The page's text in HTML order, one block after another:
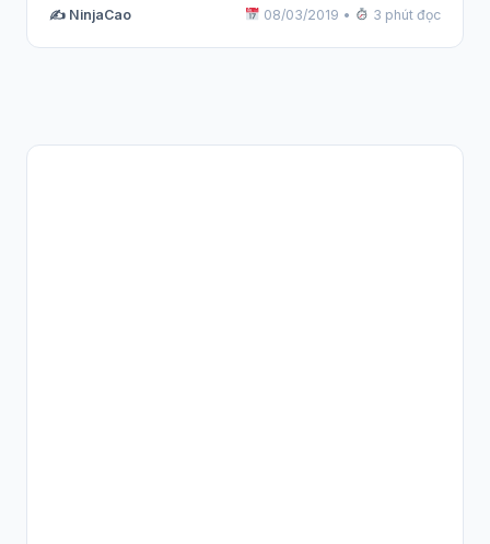
✍️ NinjaCao 08/03/2019 • 3 phút đọc